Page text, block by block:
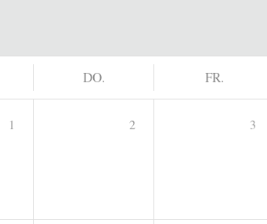
DO. FR.
1 2 3